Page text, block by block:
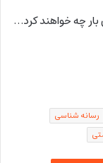
چه خواهند کرد…
رسانه شناسی